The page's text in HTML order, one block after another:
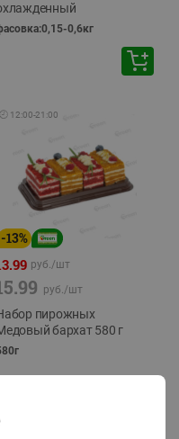
0,6кг
🕘 12:00-21:00
-13%
руб./шт
руб./шт
пирожных
бархат 580 г